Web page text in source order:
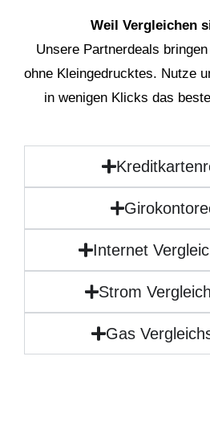
Weil Vergleichen
Unsere Partnerdeals
ohne Kleingedrucktes. Nutze
in wenigen Klicks das
Internet
Strom
Gas